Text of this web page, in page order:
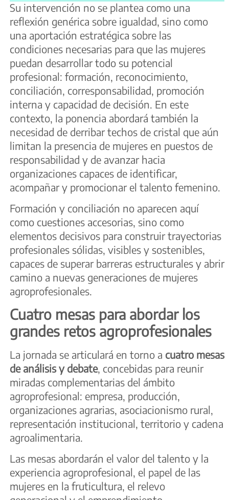
Su intervención no se plantea como una
reflexión genérica sobre igualdad, sino como
una aportación estratégica sobre las
condiciones necesarias para que las mujeres
puedan desarrollar todo su potencial
profesional: formación, reconocimiento,
conciliación, corresponsabilidad, promoción
interna y capacidad de decisión. En este
contexto, la ponencia abordará también la
necesidad de derribar techos de cristal que aún
limitan la presencia de mujeres en puestos de
responsabilidad y de avanzar hacia
organizaciones capaces de identificar,
acompañar y promocionar el talento femenino.
Formación y conciliación no aparecen aquí
como cuestiones accesorias, sino como
elementos decisivos para construir trayectorias
profesionales sólidas, visibles y sostenibles,
capaces de superar barreras estructurales y abrir
camino a nuevas generaciones de mujeres
agroprofesionales.
Cuatro mesas para abordar los
grandes retos agroprofesionales
La jornada se articulará en torno a cuatro mesas
de análisis y debate, concebidas para reunir
miradas complementarias del ámbito
agroprofesional: empresa, producción,
organizaciones agrarias, asociacionismo rural,
representación institucional, territorio y cadena
agroalimentaria.
Las mesas abordarán el valor del talento y la
experiencia agroprofesional, el papel de las
mujeres en la fruticultura, el relevo